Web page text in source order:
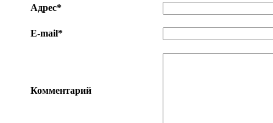
Адрес*
E-mail*
Комментарий